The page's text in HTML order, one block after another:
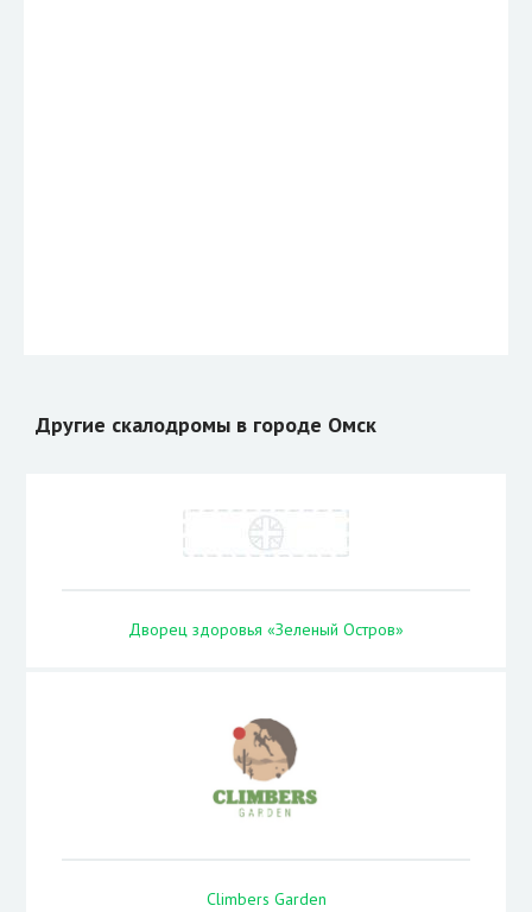
Другие скалодромы в городе Омск
Дворец здоровья «Зеленый Остров»
Climbers Garden